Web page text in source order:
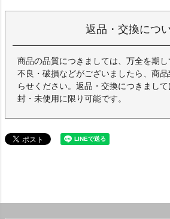
返品・交換につ
商品の品質につきましては、万全を期
不良・破損などがございましたら、商
らせください。返品・交換につきまし
封・未使用に限り可能です。